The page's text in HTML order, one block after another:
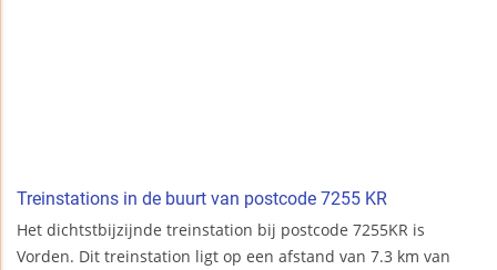
Treinstations in de buurt van postcode 7255 KR
Het dichtstbijzijnde treinstation bij postcode 7255KR is
Vorden. Dit treinstation ligt op een afstand van 7.3 km van